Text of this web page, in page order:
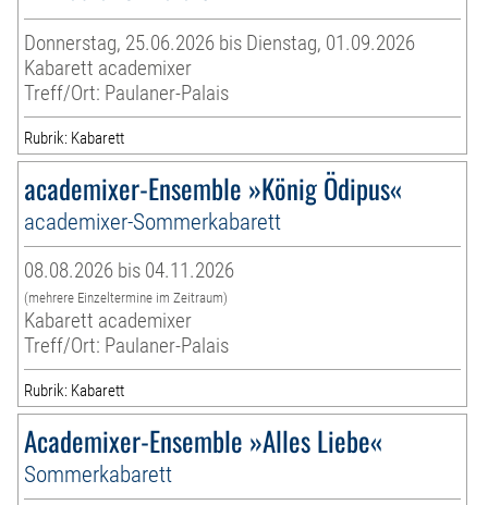
Donnerstag, 25.06.2026 bis Dienstag, 01.09.2026
Kabarett academixer
Treff/Ort: Paulaner-Palais
Rubrik: Kabarett
academixer-Ensemble »König Ödipus«
academixer-Sommerkabarett
08.08.2026 bis 04.11.2026
(mehrere Einzeltermine im Zeitraum)
Kabarett academixer
Treff/Ort: Paulaner-Palais
Rubrik: Kabarett
Academixer-Ensemble »Alles Liebe«
Sommerkabarett